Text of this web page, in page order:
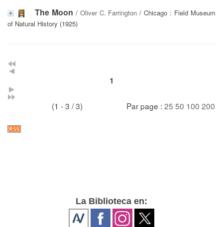
The Moon / Oliver C. Farrington / Chicago : Field Museum
of Natural History (1925)
1
(1 - 3 / 3) Par page : 25 50 100 200
La Biblioteca en: